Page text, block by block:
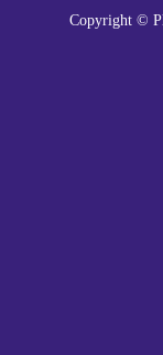
Copyright ©